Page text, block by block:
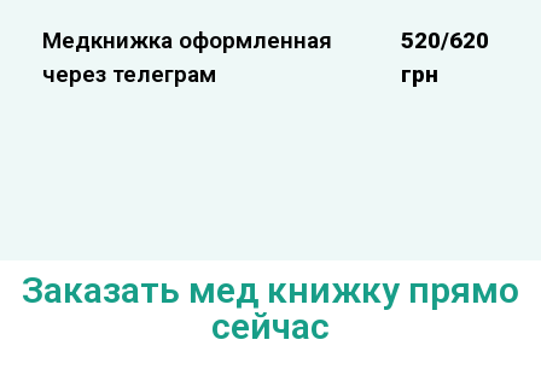
Медкнижка оформленная
через телеграм
520/620
грн
Заказать мед книжку прямо
сейчас